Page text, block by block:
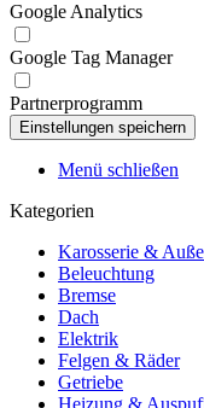
Google Analytics
Google Tag Manager
Partnerprogramm
Menü schließen
Kategorien
Karosserie &
Beleuchtung
Bremse
Dach
Elektrik
Felgen & Räder
Getriebe
Heizung &